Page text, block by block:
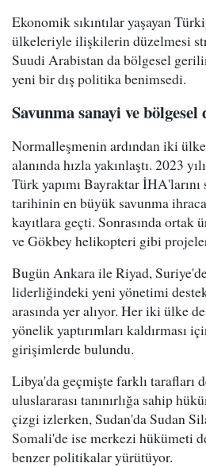
Ekonomik sıkıntılar yaşayan
ülkeleriyle ilişkilerin düzelmesi
Suudi Arabistan da bölgesel
yeni bir dış politika benimsedi.
Savunma sanayi ve
Normalleşmenin ardından iki
alanında hızla yakınlaştı. 2023
Türk yapımı Bayraktar İHA'larını
tarihinin en büyük savunma
kayıtlara geçti. Sonrasında
ve Gökbey helikopteri gibi
Bugün Ankara ile Riyad,
liderliğindeki yeni yönetimi
arasında yer alıyor. Her iki ülke
yönelik yaptırımları kaldırması
girişimlerde bulundu.
Libya'da geçmişte farklı tarafları
uluslararası tanınırlığa sahip
çizgi izlerken, Sudan'da Sudan
Somali'de ise merkezi hükümeti
benzer politikalar yürütüyor.